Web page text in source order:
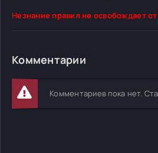
Незнание правил не освобождает
Комментарии
Комментариев пока нет.